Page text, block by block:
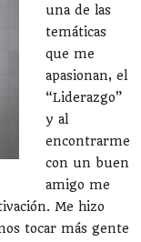
una de las
temáticas
que me
apasionan, el
“Liderazgo”
y al
encontrarme
con un buen
amigo me
Me hizo
tocar más gente